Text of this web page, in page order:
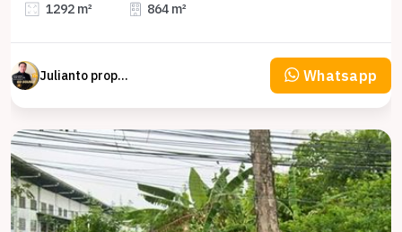
1292 m² 864 m²
Julianto property Julianto Whatsapp